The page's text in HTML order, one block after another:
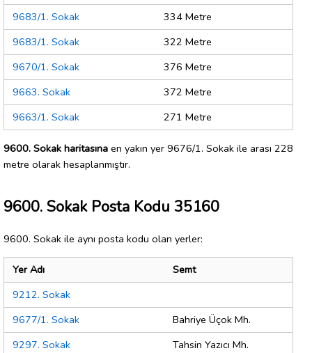
9683/1. Sokak
334 Metre
9683/1. Sokak
322 Metre
9670/1. Sokak
376 Metre
9663. Sokak
372 Metre
9663/1. Sokak
271 Metre
9600. Sokak haritasına en yakın yer 9676/1. Sokak ile arası 228
metre olarak hesaplanmıştır.
9600. Sokak Posta Kodu 35160
9600. Sokak ile aynı posta kodu olan yerler:
Yer Adı
Semt
9212. Sokak
9677/1. Sokak
Bahriye Üçok Mh.
9297. Sokak
Tahsin Yazıcı Mh.